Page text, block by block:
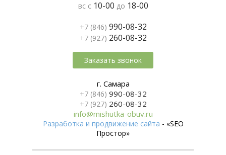
вс с 10-00 до 18-00
+7 (846) 990-08-32
+7 (927) 260-08-32
Заказать звонок
г. Самара
+7 (846) 990-08-32
+7 (927) 260-08-32
info@mishutka-obuv.ru
Разработка и продвижение сайта - «SEO
Простор»